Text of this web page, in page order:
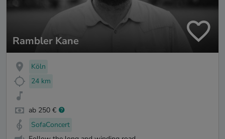
Rambler Kane
Köln
24 km
ab 250 €
SofaConcert